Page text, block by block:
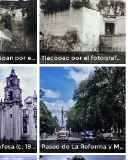
La presa de Tizapan por el fotografo Fernando Kososky. ( Circulada el 22 de Diembre de 1910 ). Tlacopac por el fotografo Hugo Brehme.
Iglesia de la profesa (c. 1950) Paseo de La Reforma y Mto a La Independencia 1950